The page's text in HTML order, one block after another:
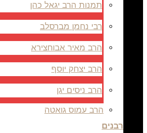
תמנות הרב יגאל כהן
רבי נחמן מברסלב
הרב מאיר אבוחצירא
הרב יצחק יוסף
הרב ניסים יגן
הרב עמוס גואטה
רבנים